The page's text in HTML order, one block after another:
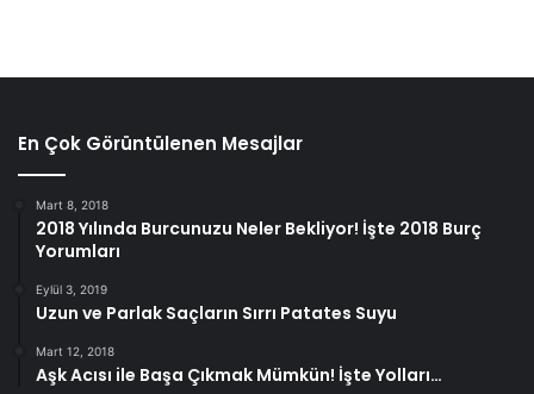
En Çok Görüntülenen Mesajlar
Mart 8, 2018
2018 Yılında Burcunuzu Neler Bekliyor! İşte 2018 Burç
Yorumları
Eylül 3, 2019
Uzun ve Parlak Saçların Sırrı Patates Suyu
Mart 12, 2018
Aşk Acısı ile Başa Çıkmak Mümkün! İşte Yolları…